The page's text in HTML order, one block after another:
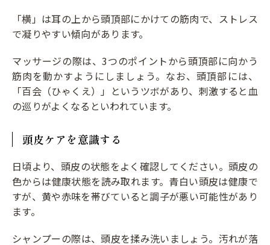
「横」は耳の上から頭頂部にかけての筋肉で、ストレス
で凝りやすい傾向があります。
マッサージの際は、3つのポイントから頭頂部に向かう
筋肉を動かすようにしましょう。なお、頭頂部には、
「百会（ひゃくえ）」というツボがあり、刺激すると血
の巡りがよくなるといわれています。
頭皮ケアを意識する
日頃より、頭皮の状態をよく確認してください。頭皮の
色からは健康状態を読み取れます。青白い頭皮は健康で
すが、黄や赤味を帯びていると調子が悪い可能性があり
ます。
シャンプーの際は、頭皮を揉み洗いましょう。汚れが落